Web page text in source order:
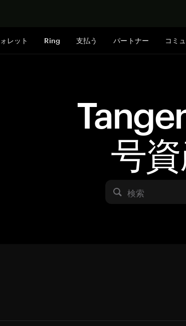
レット Ring 支払う パートナー コミ
号
検索